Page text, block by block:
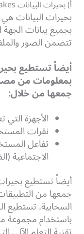
أ) بحيرات البيانات Data Lakes
بحيرات البيانات
بجميع بيانات
تتضمن الصور
أيضاً تستطيع
بمعلومات من
جمعها من خلال:
الأجهزة
نقرات
تفاعل
الاجتماعية
أيضاً تستطيع
جمعها من
السحابية. تستطيع
باستخدام مجموعة